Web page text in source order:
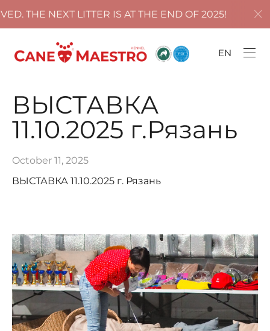
NEXT LITTER IS AT THE END OF 2025! ALL
EN
ВЫСТАВКА
11.10.2025 г.Рязань
October 11, 2025
ВЫСТАВКА 11.10.2025 г. Рязань